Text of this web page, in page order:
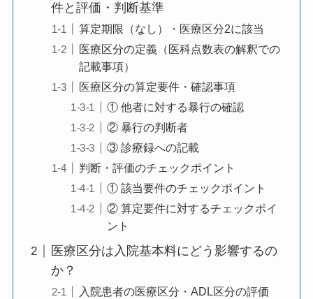
件と評価・判断基準
算定期限（なし）・医療区分2に該当
医療区分の定義（医科点数表の解釈での
記載事項）
医療区分の算定要件・確認事項
① 他者に対する暴行の確認
② 暴行の判断者
③ 診療録への記載
判断・評価のチェックポイント
① 該当要件のチェックポイント
② 算定要件に対するチェックポイ
ント
医療区分は入院基本料にどう影響するの
か？
入院患者の医療区分・ADL区分の評価